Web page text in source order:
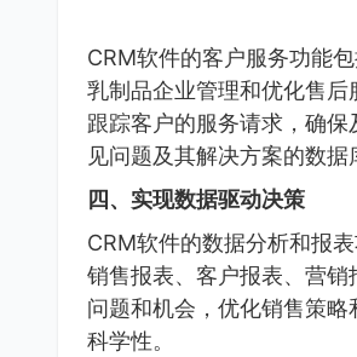
CRM软件的客户服务功能
乳制品企业管理和优化售
跟踪客户的服务请求，确
见问题及其解决方案的数据
四、实现数据驱动决策
CRM软件的数据分析和报
销售报表、客户报表、营
问题和机会，优化销售策
科学性。